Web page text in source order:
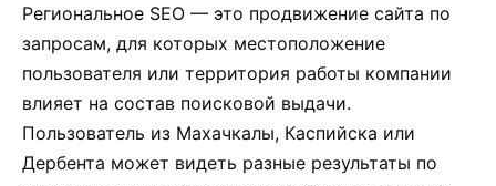
Региональное SEO — это продвижение сайта по
запросам, для которых местоположение
пользователя или территория работы компании
влияет на состав поисковой выдачи.
Пользователь из Махачкалы, Каспийска или
Дербента может видеть разные результаты по